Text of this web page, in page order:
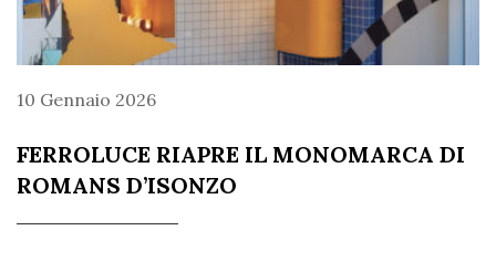
10 Gennaio 2026
FERROLUCE RIAPRE IL MONOMARCA DI
ROMANS D’ISONZO